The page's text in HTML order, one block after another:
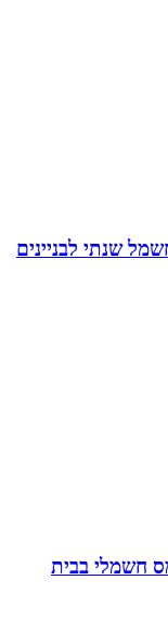
שנתי לבניינים
חשמלי בבית